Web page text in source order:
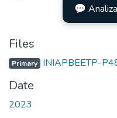
💬
Files
Primary INIAPBEETP-
Date
2023